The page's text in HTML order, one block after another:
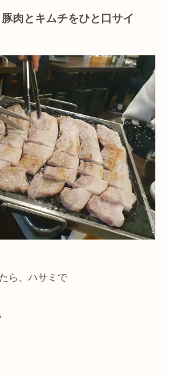
豚肉とキムチをひと口サイ
ら、ハサミで